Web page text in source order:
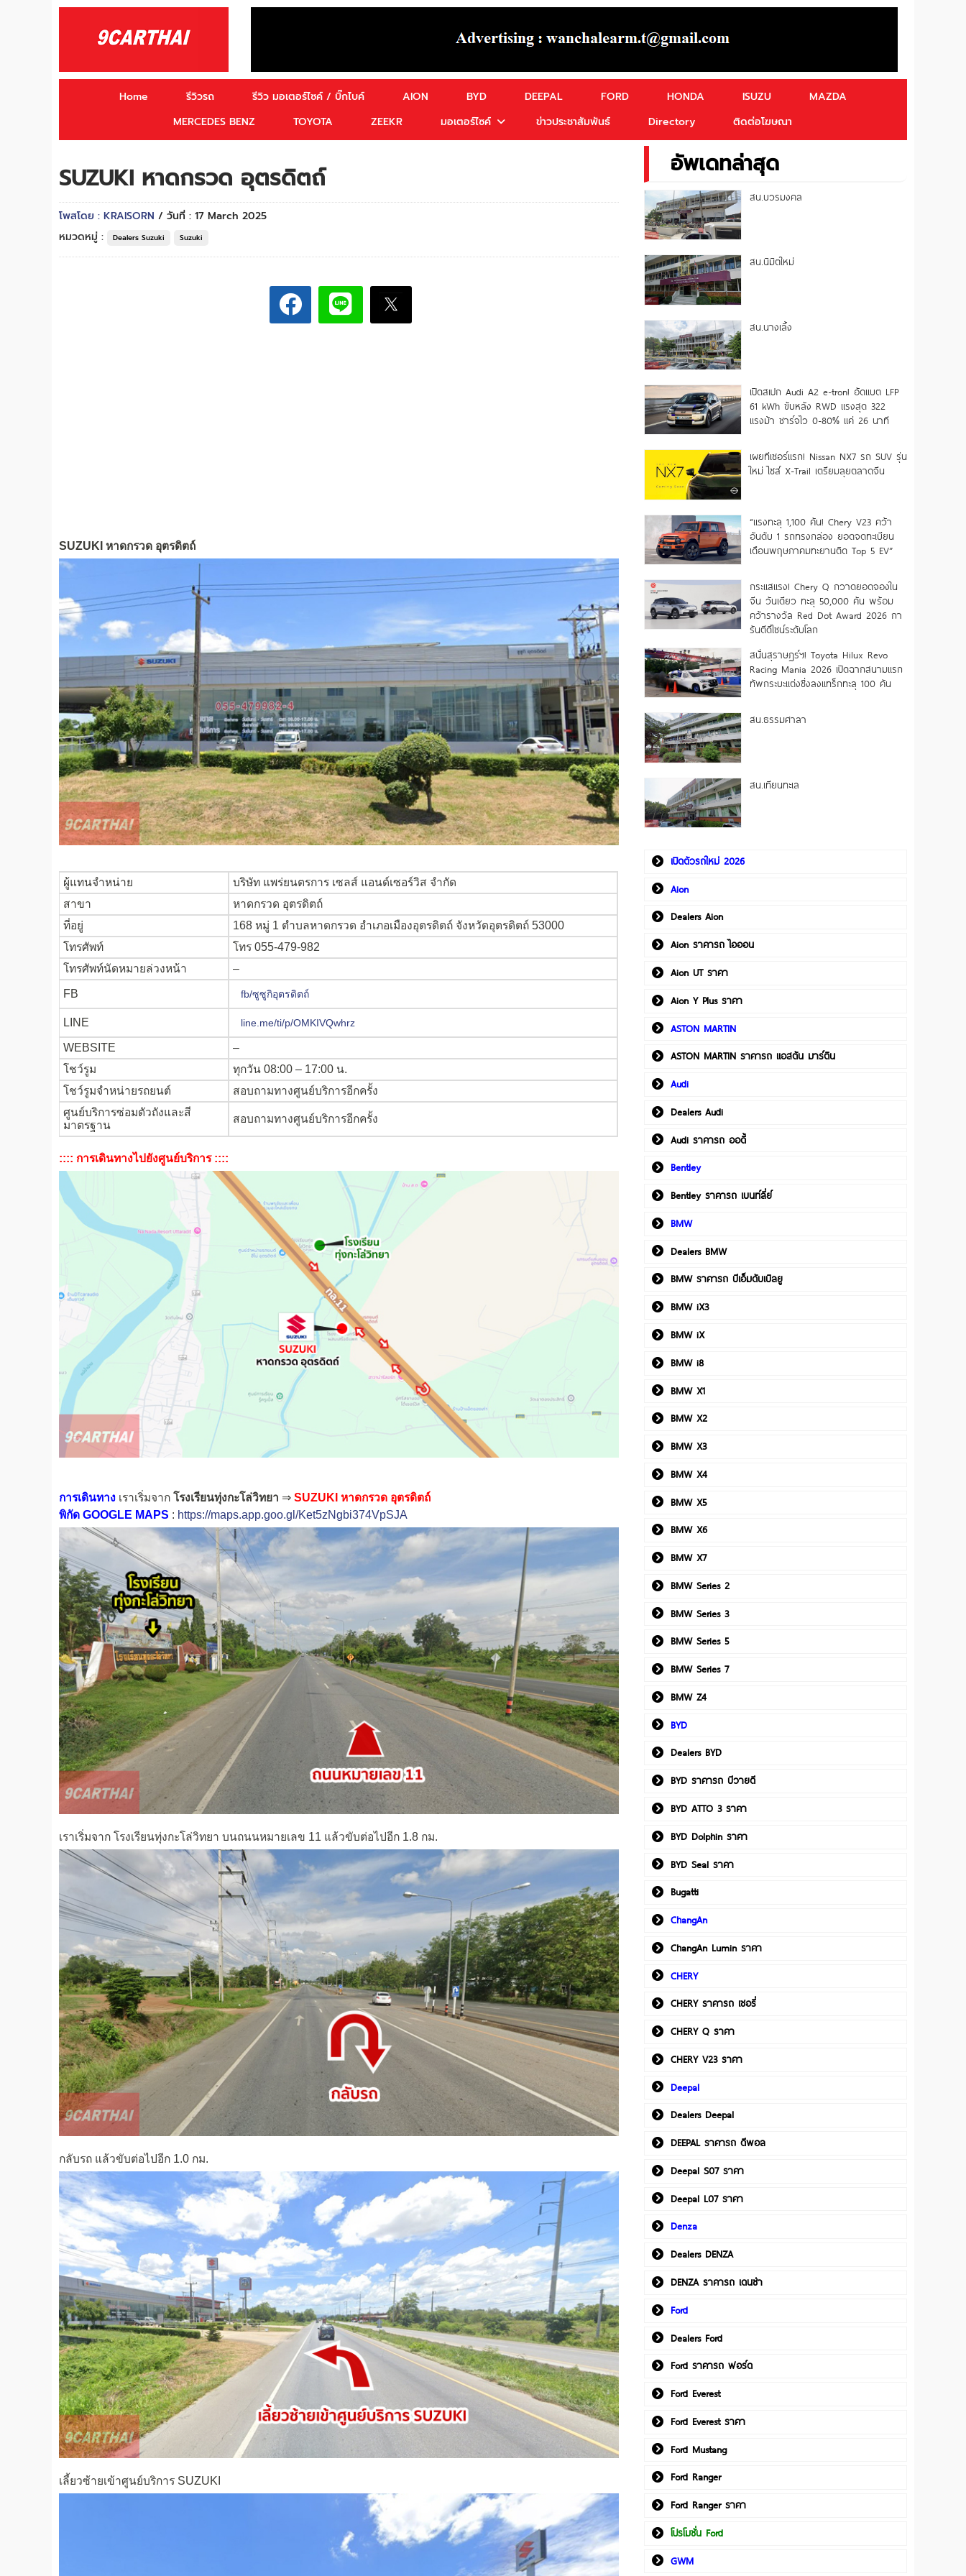
Home รีวิวรถ รีวิว มอเตอร์ไซค์ / บิ๊กไบค์ AION BYD DEEPAL FORD HONDA ISUZU
MAZDA
MERCEDES BENZ
TOYOTA ZEEKR มอเตอร์ไซค์ ข่าวประชาสัมพันธ์ Directory ติดต่อโฆษณา
SUZUKI หาดกรวด อุตรดิตถ์
โพสโดย : KRAISORN / วันที่ : 17 March 2025
หมวดหมู่ :
Dealers Suzuki Suzuki
SUZUKI หาดกรวด อุตรดิตถ์
ผู้แทนจำหน่าย
บริษัท แพร่ยนตรการ เซลส์ แอนด์เซอร์วิส จำกัด
สาขา
หาดกรวด อุตรดิตถ์
ที่อยู่
168 หมู่ 1 ตำบลหาดกรวด อำเภอเมืองอุตรดิตถ์ จังหวัดอุตรดิตถ์ 53000
โทรศัพท์
โทร 055-479-982
โทรศัพท์นัดหมายล่วงหน้า
–
FB fb/ซูซูกิอุตรดิตถ์
LINE line.me/ti/p/OMKIVQwhrz
WEBSITE
–
โชว์รูม
ทุกวัน 08:00 – 17:00 น.
โชว์รูมจำหน่ายรถยนต์
สอบถามทางศูนย์บริการอีกครั้ง
ศูนย์บริการซ่อมตัวถังและสี
มาตรฐาน
สอบถามทางศูนย์บริการอีกครั้ง
:::: การเดินทางไปยังศูนย์บริการ ::::
การเดินทาง เราเริ่มจาก โรงเรียนทุ่งกะโล่วิทยา ⇒ SUZUKI หาดกรวด อุตรดิตถ์
พิกัด GOOGLE MAPS : https://maps.app.goo.gl/Ket5zNgbi374VpSJA
เราเริ่มจาก โรงเรียนทุ่งกะโล่วิทยา บนถนนหมายเลข 11 แล้วขับต่อไปอีก 1.8 กม.
กลับรถ แล้วขับต่อไปอีก 1.0 กม.
เลี้ยวซ้ายเข้าศูนย์บริการ SUZUKI
อัพเดทล่าสุด
สน.บวรมงคล
สน.นิมิตใหม่
สน.นางเลิ้ง
เปิดสเปก Audi A2 e-tron! อัดแบต LFP
61 kWh ขับหลัง RWD แรงสุด 322
แรงม้า ชาร์จไว 0-80% แค่ 26 นาที
เผยทีเซอร์แรก! Nissan NX7 รถ SUV รุ่น
ใหม่ ไซส์ X-Trail เตรียมลุยตลาดจีน
“แรงทะลุ 1,100 คัน! Chery V23 คว้า
อันดับ 1 รถทรงกล่อง ยอดจดทะเบียน
เดือนพฤษภาคมทะยานติด Top 5 EV”
กระแสแรง! Chery Q กวาดยอดจองใน
จีน วันเดียว ทะลุ 50,000 คัน พร้อม
คว้ารางวัล Red Dot Award 2026 กา
รันตีดีไซน์ระดับโลก
สนั่นสุราษฎร์ฯ! Toyota Hilux Revo
Racing Mania 2026 เปิดฉากสนามแรก
ทัพกระบะแต่งซิ่งลงแทร็กทะลุ 100 คัน
สน.ธรรมศาลา
สน.เทียนทะเล
เปิดตัวรถใหม่ 2026
Aion
Dealers Aion
Aion ราคารถ ไอออน
Aion UT ราคา
Aion Y Plus ราคา
ASTON MARTIN
ASTON MARTIN ราคารถ แอสตัน มาร์ติน
Audi
Dealers Audi
Audi ราคารถ ออดี้
Bentley
Bentley ราคารถ เบนท์ลี่ย์
BMW
Dealers BMW
BMW ราคารถ บีเอ็มดับเบิลยู
BMW iX3
BMW iX
BMW i8
BMW X1
BMW X2
BMW X3
BMW X4
BMW X5
BMW X6
BMW X7
BMW Series 2
BMW Series 3
BMW Series 5
BMW Series 7
BMW Z4
BYD
Dealers BYD
BYD ราคารถ บีวายดี
BYD ATTO 3 ราคา
BYD Dolphin ราคา
BYD Seal ราคา
Bugatti
ChangAn
ChangAn Lumin ราคา
CHERY
CHERY ราคารถ เชอรี่
CHERY Q ราคา
CHERY V23 ราคา
Deepal
Dealers Deepal
DEEPAL ราคารถ ดีพอล
Deepal S07 ราคา
Deepal L07 ราคา
Denza
Dealers DENZA
DENZA ราคารถ เดนซ่า
Ford
Dealers Ford
Ford ราคารถ ฟอร์ด
Ford Everest
Ford Everest ราคา
Ford Mustang
Ford Ranger
Ford Ranger ราคา
โปรโมชั่น Ford
GWM